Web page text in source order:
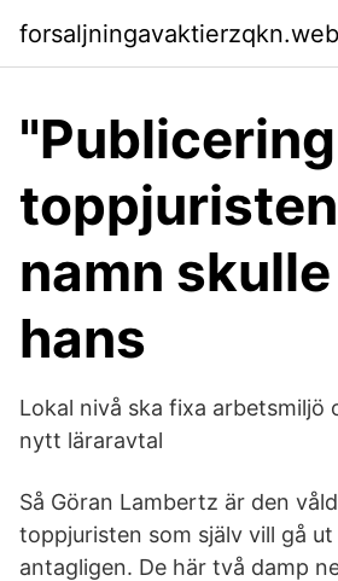
namn
hans
Lokal nivå ska fixa arbetsmiljö
nytt läraravtal
Så Göran Lambertz är den
toppjuristen som själv vill gå
antagligen. De här två damp